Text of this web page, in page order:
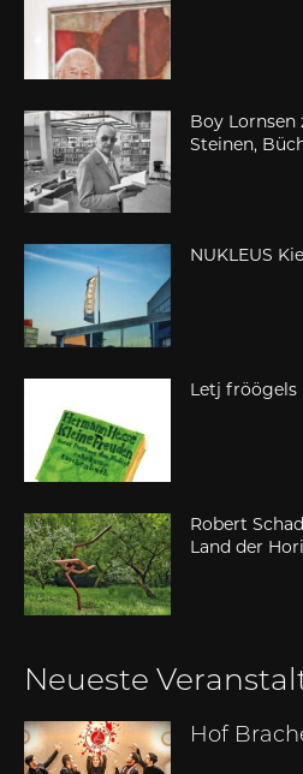
Boy Lornsen
Steinen,
NUKLEUS Kiel
Letj fröögels
Robert
Land der
Neueste
Hof